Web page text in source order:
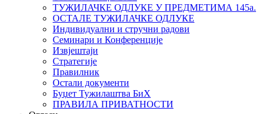
ТУЖИЛАЧКЕ ОДЛУКЕ У ПРЕДМЕТИМА 145а.
ОСТАЛЕ ТУЖИЛАЧКЕ ОДЛУКЕ
Индивидуални и стручни радови
Семинари и Конференције
Извјештаји
Стратегије
Правилник
Остали документи
Буџет Тужилаштва БиХ
ПРАВИЛА ПРИВАТНОСТИ